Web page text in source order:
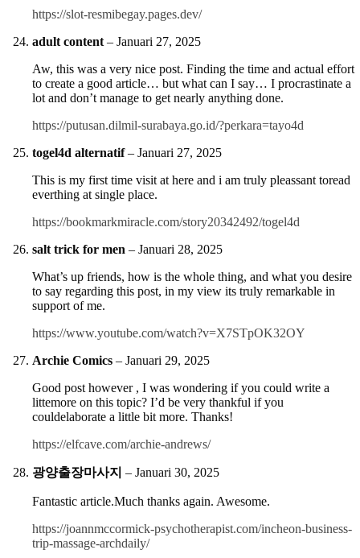
https://slot-resmibegay.pages.dev/
adult content – Januari 27, 2025
Aw, this was a very nice post. Finding the time and actual effort
to create a good article… but what can I say… I procrastinate a
lot and don’t manage to get nearly anything done.
https://putusan.dilmil-surabaya.go.id/?perkara=tayo4d
togel4d alternatif– Januari 27, 2025
This is my first time visit at here and i am truly pleassant toread
everthing at single place.
https://bookmarkmiracle.com/story20342492/togel4d
salt trick for men – Januari 28, 2025
What’s up friends, how is the whole thing, and what you desire
to say regarding this post, in my view its truly remarkable in
support of me.
https://www.youtube.com/watch?v=X7STpOK32OY
Archie Comics – Januari 29, 2025
Good post however , I was wondering if you could write a
littemore on this topic? I’d be very thankful if you
couldelaborate a little bit more. Thanks!
https://elfcave.com/archie-andrews/
광양출장마사지 – Januari 30, 2025
Fantastic article.Much thanks again. Awesome.
https://joannmccormick-psychotherapist.com/incheon-business-
trip-massage-archdaily/